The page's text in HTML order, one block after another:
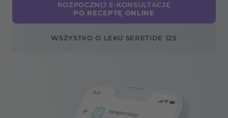
ROZPOCZNIJ E-KONSULTACJĘ
PO RECEPTĘ ONLINE
WSZYSTKO O LEKU SERETIDE 125